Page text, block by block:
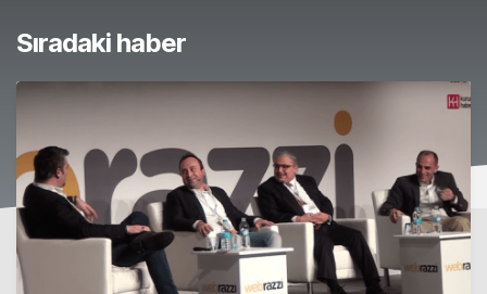
Sıradaki haber